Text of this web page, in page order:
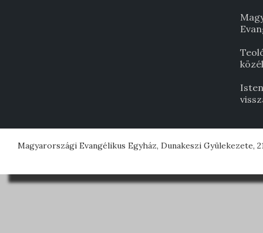
Magyarországi Evangélikus Egyház, Dunakeszi Gyülekezete,